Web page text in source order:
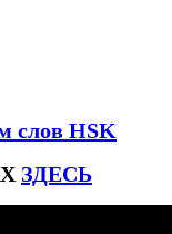
слов HSK
ЗДЕСЬ